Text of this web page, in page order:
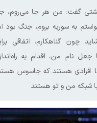
گفت: من هر جا می‌روم،
به سوریه بروم، جنگ بود
چون گناهکارم، اتفاقی
جعل نام من، اقدام به
افرادی هستند که جاسوس
یا شبکه من و تو هستند